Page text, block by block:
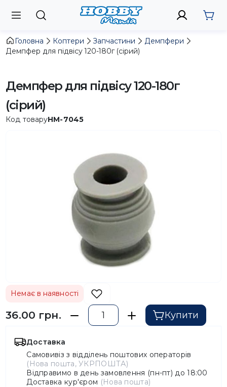
Головна Коптери Запчастини
Демпфери
Демпфер для підвісу 120-180г (сірий)
Демпфер для підвісу 120-180г
(сірий)
Код товаруHM-7045
Немає в наявності
36.00 грн. Купити
Доставка
Самовивіз з відділень поштових операторів
(Нова пошта, УКРПОШТА)
Відправимо в день замовлення (пн-пт) до 18:00
Доставка кур'єром (Нова пошта)